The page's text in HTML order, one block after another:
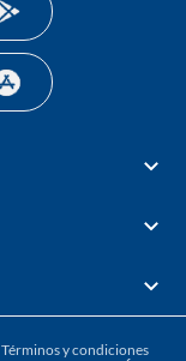
Términos y condiciones